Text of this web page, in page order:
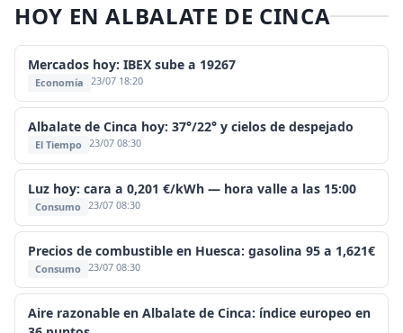
HOY EN ALBALATE DE CINCA
Mercados hoy: IBEX sube a 19267
Economía 23/07 18:20
Albalate de Cinca hoy: 37°/22° y cielos de despejado
El Tiempo 23/07 08:30
Luz hoy: cara a 0,201 €/kWh — hora valle a las 15:00
Consumo 23/07 08:30
Precios de combustible en Huesca: gasolina 95 a 1,621€
Consumo 23/07 08:30
Aire razonable en Albalate de Cinca: índice europeo en